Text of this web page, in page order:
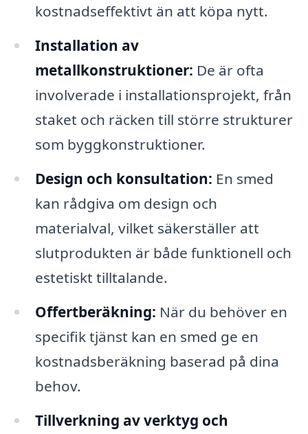
kostnadseffektivt än att köpa nytt.
Installation av
metallkonstruktioner: De är ofta
involverade i installationsprojekt, från
staket och räcken till större strukturer
som byggkonstruktioner.
Design och konsultation: En smed
kan rådgiva om design och
materialval, vilket säkerställer att
slutprodukten är både funktionell och
estetiskt tilltalande.
Offertberäkning: När du behöver en
specifik tjänst kan en smed ge en
kostnadsberäkning baserad på dina
behov.
Tillverkning av verktyg och